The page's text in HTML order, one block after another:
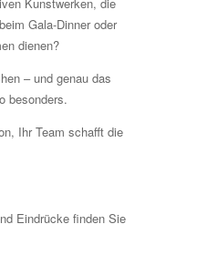
Gala-Dinner oder
dienen?
– und genau das
besonders.
Ihr Team schafft die
Eindrücke finden Sie